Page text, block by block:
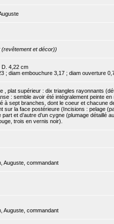
(revêtement et décor))
D. 4,22 cm
; diam embouchure 3,17 ; diam ouverture
, plat supérieur : dix triangles rayonnants
: semble avoir été intégralement peinte
à sept branches, dont le coeur et chacune
sur la face postérieure (Incisions : pelage
part et d’autre d’un cygne (plumage
trois en vernis noir).
Auguste, commandant
Auguste, commandant